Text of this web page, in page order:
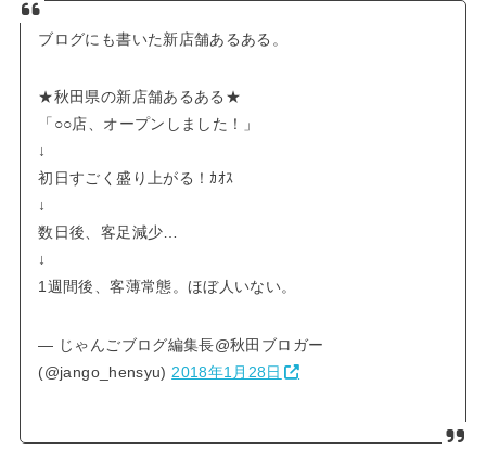
ブログにも書いた新店舗あるある。
★秋田県の新店舗あるある★
「○○店、オープンしました！」
↓
初日すごく盛り上がる！ｶｵｽ
↓
数日後、客足減少…
↓
1週間後、客薄常態。ほぼ人いない。
— じゃんごブログ編集長@秋田ブロガー
(@jango_hensyu) 2018年1月28日